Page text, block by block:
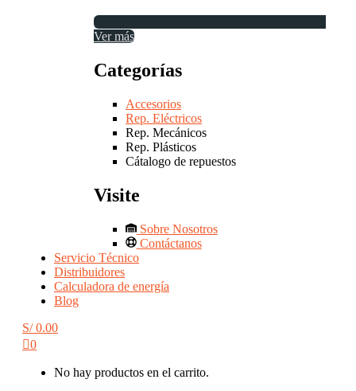
Ver más
Categorías
Accesorios
Rep. Eléctricos
Rep. Mecánicos
Rep. Plásticos
Cátalogo de repuestos
Visite
Sobre Nosotros
Contáctanos
Servicio Técnico
Distribuidores
Calculadora de energía
Blog
S/0.00
0
No hay productos en el carrito.